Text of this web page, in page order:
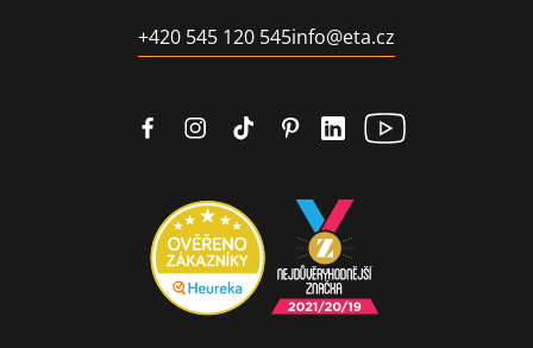
+420 545 120 545info@eta.cz